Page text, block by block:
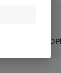
Nejsme plátci